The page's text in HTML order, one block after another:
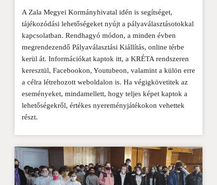
A Zala Megyei Kormányhivatal idén is segítséget,
tájékozódási lehetőségeket nyújt a pályaválasztásotokkal
kapcsolatban. Rendhagyó módon, a minden évben
megrendezendő Pályaválasztási Kiállítás, online térbe
kerül át. Információkat kaptok itt, a KRÉTA rendszeren
keresztül, Facebookon, Youtubeon, valamint a külön erre
a célra létrehozott weboldalon is. Ha végigkövetitek az
eseményeket, mindamellett, hogy teljes képet kaptok a
lehetőségekről, értékes nyereményjátékokon vehettek
részt.